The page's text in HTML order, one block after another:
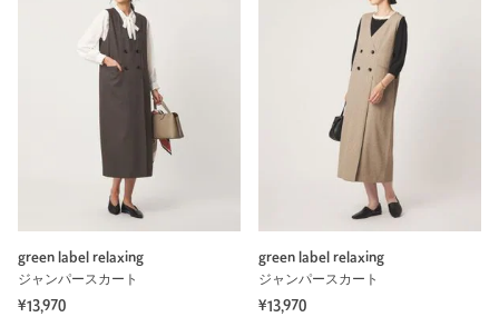
green label relaxing
ジャンパースカート
¥13,970
green label relaxing
ジャンパースカート
¥13,970